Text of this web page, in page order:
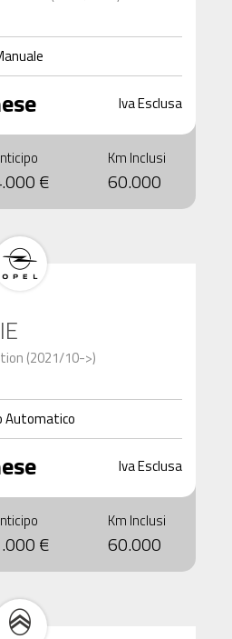
Iva Esclusa
€
Km Inclusi
60.000
(2021/10->)
Automatico
Iva Esclusa
€
Km Inclusi
60.000